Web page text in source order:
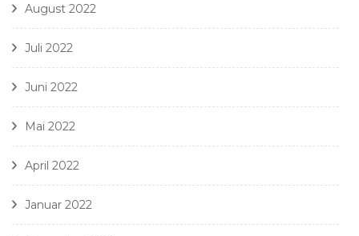
August 2022
Juli 2022
Juni 2022
Mai 2022
April 2022
Januar 2022